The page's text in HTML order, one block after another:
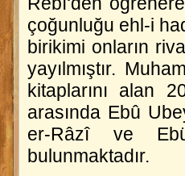
çoğunluğu ehl-i
birikimi onların
yayılmıştır.
kitaplarını alan
arasında Ebû
er-Râzî ve
bulunmaktadır.